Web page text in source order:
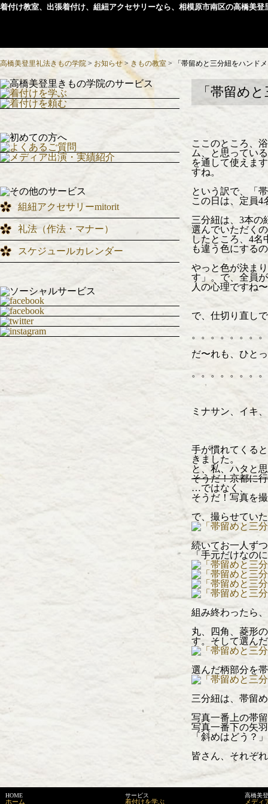
着付け教室、出張着付け、組紐アクセサリーなら、相模原市南区の高橋美登
高橋美登里礼法きもの学院 > お知らせ > きもの教室 > 「帯留めと三分紐をハンド
「帯留め
ここのところ、
ム、と思ってい
を通して使えま
すね。
という訳で、「
この日は、定員4
三分紐は、3本の
選んでいただく
したところ、4
も違う色にする
やっと色が決ま
す」。で、全員
人の心理ですね
で、仕切り直し
。。。。。。。
だ〜れも、ひと
。。。。。。。
ミナサン、イキ
手が慣れてくる
きました。
と、私、ハタと
そうだ！京都に
…ではなく、
そうだ！写真を
で、撮らせてい
続いてお一人ず
「手元だけなの
組み終わったら
丸、四角、菱形
す。そして選ん
選んだ柄部分を
三分紐は、帯留
写真一番上の帯
写真一番下の矢
「斜めはどう？
皆さん、それぞ
組紐アクセサリーmitorit
礼法（作法・マナー）
スケジュールカレンダー
HOME
ホーム
サービス
着付けを学ぶ
高橋美
メディ